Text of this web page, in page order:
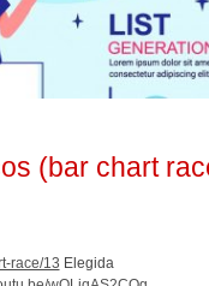
(bar chart
race/13 Elegida